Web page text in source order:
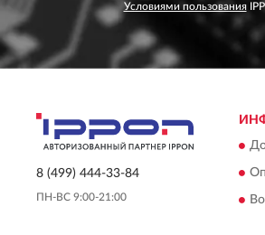
Условиями пользования
8 (499) 444-33-84
ПН-ВС 9:00-21:00